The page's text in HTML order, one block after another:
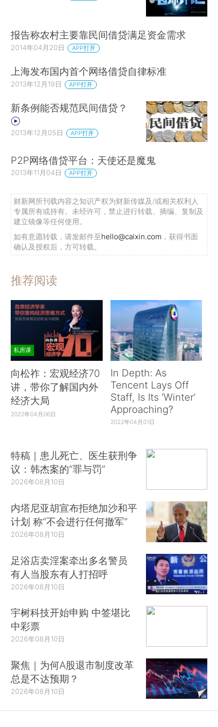
报告称农村主要靠民间借贷满足资金需求
2014年04月20日 APP打开
上海发布国内首个网络借贷自律标准
2013年12月19日 APP打开
新条例能否规范民间借贷？
2013年12月05日 APP打开
P2P网络借贷平台：天使还是魔鬼
2013年11月04日 APP打开
财新网所刊载内容之知识产权为财新传媒及/或相关权利人
专属所有或持有。未经许可，禁止进行转载、摘编、复制及
建立镜像等任何使用。
如有意愿转载，请发邮件至hello@caixin.com ，获得书面
确认及授权后，方可转载。
推荐阅读
私房课
向松祚：宏观经济70
讲，带你了解国内外
经济大局
2022年04月06日
In Depth: As
Tencent Lays Off
Staff, Is Its ‘Winter’
Approaching?
2022年04月01日
特稿｜患儿死亡、医生获刑争
议：韩杰案的“罪与罚”
2026年08月10日
内塔尼亚胡宣布拒绝加沙和平
计划 称“不会进行任何撤军”
2026年08月10日
足浴店卖淫案牵出多名警员
有人当股东有人打招呼
2026年08月10日
宇树科技开始申购 中签堪比
中彩票
2026年08月10日
聚焦｜为何A股退市制度改革
总是不达预期？
2026年08月10日